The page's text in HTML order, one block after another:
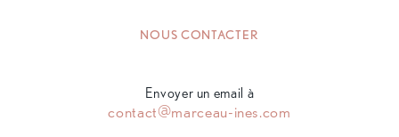
NOUS CONTACTER
Envoyer un email à
contact@marceau-ines.com